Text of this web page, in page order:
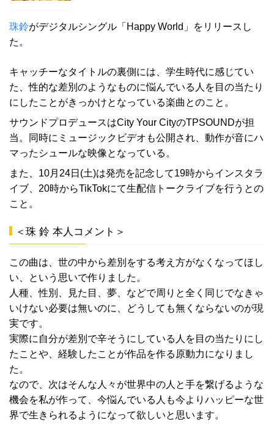
珠鈴がデジタルシングル「Happy World」をリリースし
た。
キャッチーなタイトルの裏側には、学生時代に感じてい
た、性的な差別のようなものに悩んでいる人を目の当たり
にしたことがきっかけとなっている楽曲とのこと。
サウンドプロデュースはCity Your CityのTPSOUNDが担
当。同時にミュージックビデオも公開され、動作が音にハ
マったシュールな映像となっている。
また、10月24日(土)は発売を記念して19時からインスタラ
イブ、20時からTikTokにて生配信トークライブを行うとの
こと。
＜珠 鈴 本人コメント＞
この曲は、世の中から差別をする考え方がなくなってほし
い、という思いで作りました。
人種、性別、見た目、夢、などで周りと全く同じでなきゃ
いけない必要は無いのに、どうしても無くならないのが現
実です。
実際に自分が差別で辛そうにしている人を目の当たりにし
たことや、経験したことが作品を作る原動力になりまし
た。
なので、次はそんな人々が世界中の人と手を繋げるような
機会を私が作って、今悩んでいる人も今よりハッピーな世
界で生きられるようになって欲しいと思います。